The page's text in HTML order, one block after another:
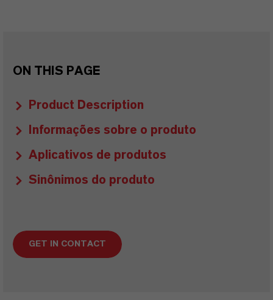
ON THIS PAGE
Product Description
Informações sobre o produto
Aplicativos de produtos
Sinônimos do produto
GET IN CONTACT